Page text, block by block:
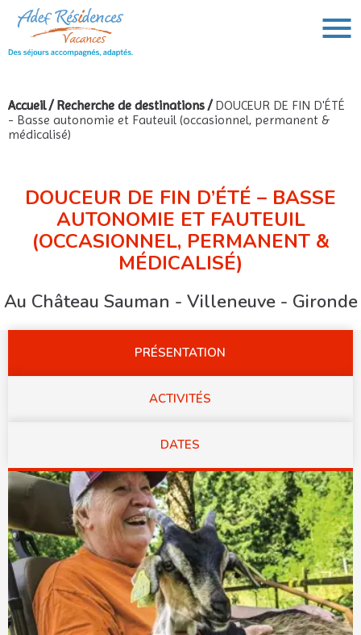
Accueil/Recherche de destinations /DOUCEUR DE FIN D'ÉTÉ
- Basse autonomie et Fauteuil (occasionnel, permanent &
médicalisé)
DOUCEUR DE FIN D’ÉTÉ – BASSE
AUTONOMIE ET FAUTEUIL
(OCCASIONNEL, PERMANENT &
MÉDICALISÉ)
Au Château Sauman - Villeneuve - Gironde
PRÉSENTATION
ACTIVITÉS
DATES
VOUS AVEZ UN PROJET DE VOYAGE,
VOUS RECHERCHEZ UNE DESTINATION ?